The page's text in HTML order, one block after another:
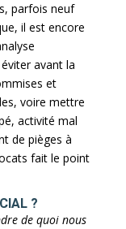
parfois neuf
il est encore
avant la
et
voire mettre
activité mal
de pièges à
fait le point
?
de quoi nous